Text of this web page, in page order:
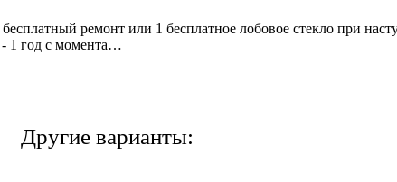
ремонт или 1 бесплатное лобовое стекло при
- 1 год с момента…
Другие варианты: